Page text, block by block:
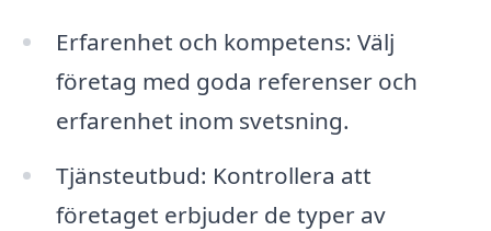
Erfarenhet och kompetens: Välj
företag med goda referenser och
erfarenhet inom svetsning.
Tjänsteutbud: Kontrollera att
företaget erbjuder de typer av